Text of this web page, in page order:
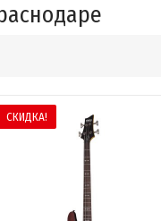
СКИДКА!